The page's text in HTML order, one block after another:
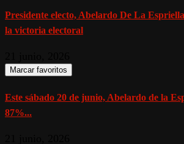
Presidente electo, Abelardo De La
la victoria electoral
Marcar favoritos
Este sábado 20 de junio, Abelardo de la
87%...